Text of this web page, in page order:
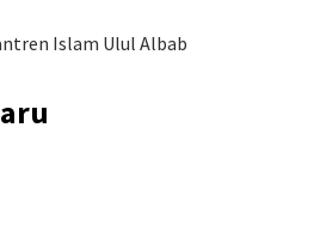
Islam Ulul Albab